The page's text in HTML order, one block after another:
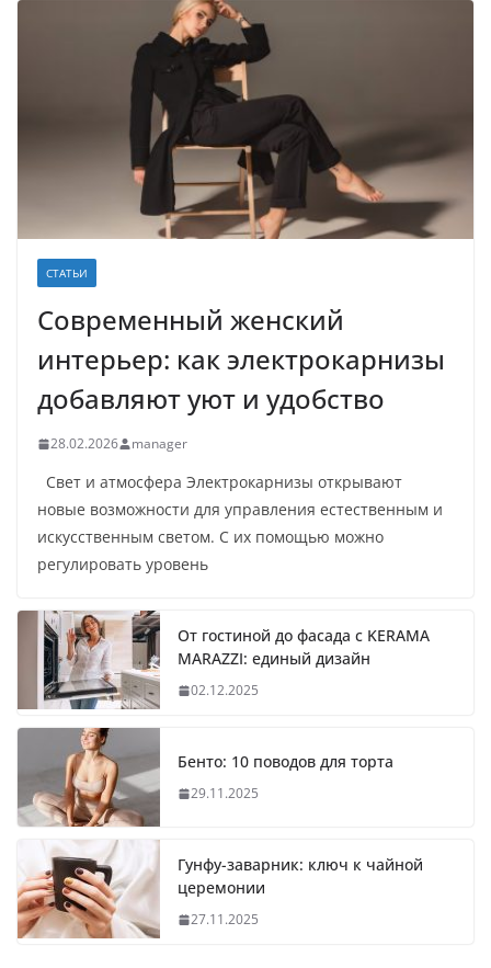
СТАТЬИ
Современный женский
интерьер: как электрокарнизы
добавляют уют и удобство
28.02.2026 manager
Свет и атмосфера Электрокарнизы открывают
новые возможности для управления естественным и
искусственным светом. С их помощью можно
регулировать уровень
От гостиной до фасада с KERAMA
MARAZZI: единый дизайн
02.12.2025
Бенто: 10 поводов для торта
29.11.2025
Гунфу-заварник: ключ к чайной
церемонии
27.11.2025